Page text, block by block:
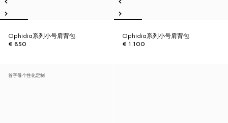
Ophidia系列小号肩背包
€ 850
Ophidia系列小号肩背包
€ 1.100
首字母个性化定制